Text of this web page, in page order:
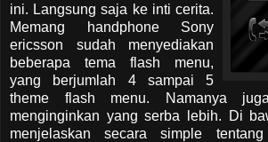
ini. Langsung saja ke inti cerita.
Memang handphone Sony
ericsson sudah menyediakan
beberapa tema flash menu,
yang berjumlah 4 sampai 5
theme flash menu. Namanya
menginginkan yang serba lebih. Di
menjelaskan secara simple